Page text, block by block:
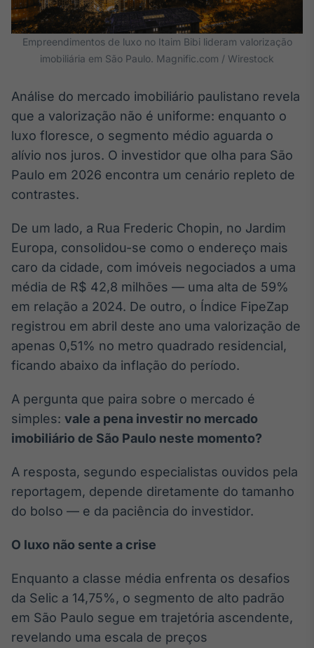
conteúdos
personalizados
Soluções de Dados
e Conteúdos
Plataforma para
negociação de
ativos
Broadcast
integração de
conteúdos e
dados
Cotações e
headlines de
notícias
Widgets
Componentes
para conteúdos e
funcionalidades
Broadcast
Wallboard
Broadcast
Curadoria
conteúdos
Empreendimentos de luxo no Itaim Bibi lideram valorização
imobiliária em São Paulo. Magnific.com / Wirestock
Análise do mercado imobiliário paulistano revela
que a valorização não é uniforme: enquanto o
luxo floresce, o segmento médio aguarda o
alívio nos juros. O investidor que olha para São
Paulo em 2026 encontra um cenário repleto de
contrastes.
De um lado, a Rua Frederic Chopin, no Jardim
Europa, consolidou-se como o endereço mais
caro da cidade, com imóveis negociados a uma
média de R$ 42,8 milhões — uma alta de 59%
em relação a 2024. De outro, o Índice FipeZap
registrou em abril deste ano uma valorização de
apenas 0,51% no metro quadrado residencial,
ficando abaixo da inflação do período.
A pergunta que paira sobre o mercado é
simples: vale a pena investir no mercado
imobiliário de São Paulo neste momento?
A resposta, segundo especialistas ouvidos pela
reportagem, depende diretamente do tamanho
do bolso — e da paciência do investidor.
O luxo não sente a crise
Enquanto a classe média enfrenta os desafios
da Selic a 14,75%, o segmento de alto padrão
em São Paulo segue em trajetória ascendente,
revelando uma escala de preços